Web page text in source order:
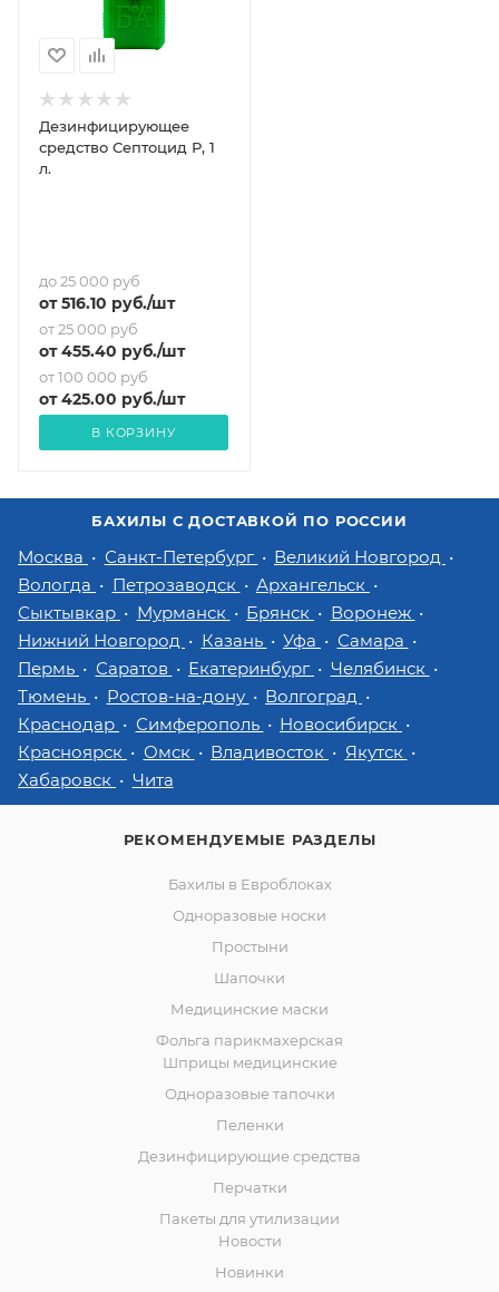
Дезинфицирующее
средство Септоцид Р, 1
л.
до 25 000 руб
от516.10 руб./шт
от 25 000 руб
от455.40 руб./шт
от 100 000 руб
от425.00 руб./шт
В КОРЗИНУ
БАХИЛЫ С ДОСТАВКОЙ ПО РОССИИ
Москва Санкт-Петербург
Великий Новгород
Вологда
Петрозаводск
Архангельск
Сыктывкар
Мурманск Брянск
Воронеж
Нижний Новгород
Казань Уфа
Самара
Пермь
Саратов Екатеринбург
Челябинск
Тюмень
Ростов-на-дону
Волгоград
Краснодар
Симферополь
Новосибирск
Красноярск
Омск Владивосток
Якутск
Хабаровск
Чита
РЕКОМЕНДУЕМЫЕ РАЗДЕЛЫ
Бахилы в Евроблоках
Одноразовые носки
Простыни
Шапочки
Медицинские маски
Фольга парикмахерская
Шприцы медицинские
Одноразовые тапочки
Пеленки
Дезинфицирующие средства
Перчатки
Пакеты для утилизации
Новости
Новинки